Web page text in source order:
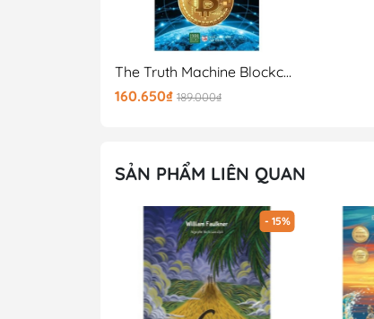
The Truth Machine Blockchain Và Tương Lai Của Tiền Tệ
160.650₫ 189.000₫
SẢN PHẨM LIÊN QUAN
- 15%